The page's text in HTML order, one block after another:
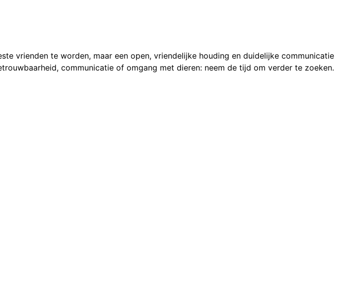
vrienden te worden, maar een open, vriendelijke houding en duidelijke communicatie
communicatie of omgang met dieren: neem de tijd om verder te zoeken.